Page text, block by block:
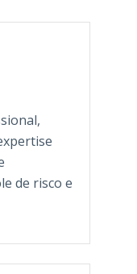
de risco e